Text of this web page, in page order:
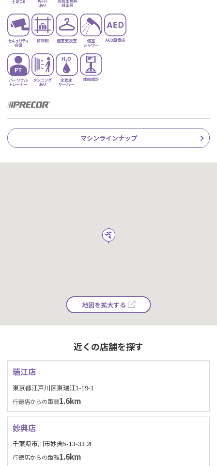
マシンラインナップ
地図を拡大する
近くの店舗を探す
瑞江店
東京都江戸川区東瑞江1-19-1
行徳店からの距離1.6km
妙典店
千葉県市川市妙典5-13-33 2F
行徳店からの距離1.6km